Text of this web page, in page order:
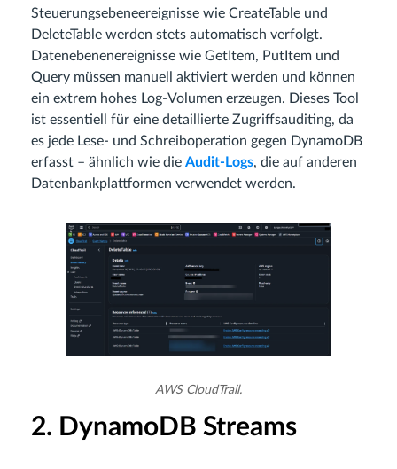
Steuerungsebeneereignisse wie CreateTable und
DeleteTable werden stets automatisch verfolgt.
Datenebenenereignisse wie GetItem, PutItem und
Query müssen manuell aktiviert werden und können
ein extrem hohes Log-Volumen erzeugen. Dieses Tool
ist essentiell für eine detaillierte Zugriffsauditing, da
es jede Lese- und Schreiboperation gegen DynamoDB
erfasst – ähnlich wie die Audit-Logs, die auf anderen
Datenbankplattformen verwendet werden.
AWS CloudTrail.
2. DynamoDB Streams